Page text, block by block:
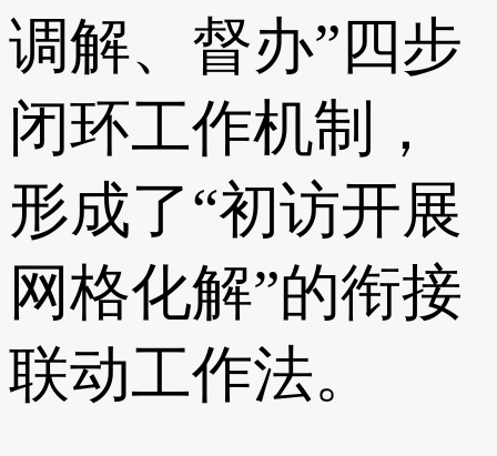
调解、督办”四步
闭环工作机制，
形成了“初访开展
网格化解”的衔接
联动工作法。